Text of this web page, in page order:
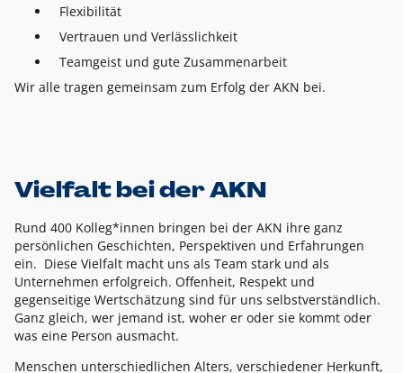
Flexibilität
Vertrauen und Verlässlichkeit
Teamgeist und gute Zusammenarbeit
Wir alle tragen gemeinsam zum Erfolg der AKN bei.
Vielfalt bei der AKN
Rund 400 Kolleg*innen bringen bei der AKN ihre ganz
persönlichen Geschichten, Perspektiven und Erfahrungen
ein. Diese Vielfalt macht uns als Team stark und als
Unternehmen erfolgreich. Offenheit, Respekt und
gegenseitige Wertschätzung sind für uns selbstverständlich.
Ganz gleich, wer jemand ist, woher er oder sie kommt oder
was eine Person ausmacht.
Menschen unterschiedlichen Alters, verschiedener Herkunft,